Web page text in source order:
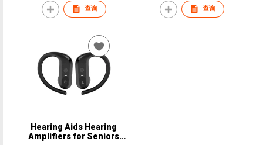
查询
Devices查询
Hearing Aids Hearing
Amplifiers for Seniors